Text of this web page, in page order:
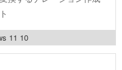
11 10